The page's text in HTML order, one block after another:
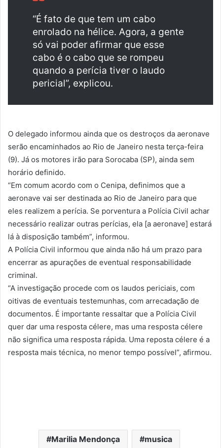
“É fato de que tem um cabo
enrolado na hélice. Agora, a gente
só vai poder afirmar que esse
cabo é o cabo que se rompeu
quando a perícia tiver o laudo
pericial”, explicou.
O delegado informou ainda que os destroços da aeronave
serão encaminhados ao Rio de Janeiro nesta terça-feira
(9). Já os motores irão para Sorocaba (SP), ainda sem
horário definido.
“Em comum acordo com o Cenipa, definimos que a
aeronave vai ser destinada ao Rio de Janeiro para que
eles realizem a perícia. Se porventura a Polícia Civil achar
necessário realizar outras perícias, ela [a aeronave] estará
lá à disposição também”, informou.
A Polícia Civil informou que ainda não há um prazo para
encerrar as apurações de eventual responsabilidade
criminal.
“A investigação procede com os laudos periciais, com
oitivas de eventuais testemunhas, com arrecadação de
documentos. É importante ressaltar que a Polícia Civil
quer dar uma resposta célere, mas uma resposta célere
não significa uma resposta rápida. Uma reposta célere é a
resposta mais técnica, no menor tempo possível”, afirmou.
Marilia Mendonça musica